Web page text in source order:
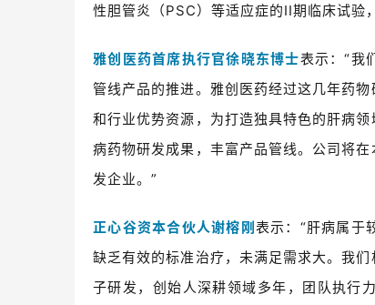
性胆管炎（PSC）等适应症的II期临床试验
雅创医药首席执行官徐晓东博士表示：“我
管线产品的推进。雅创医药经过这几年药
和行业优势资源，为打造独具特色的肝病
病药物研发成果，丰富产品管线。公司将
发企业。”
正心谷资本合伙人谢榕刚表示：“肝病属于
缺乏有效的标准治疗，未满足需求大。我
子研发，创始人深耕领域多年，团队执行